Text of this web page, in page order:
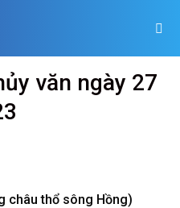
văn ngày 27
châu thổ sông Hồng)